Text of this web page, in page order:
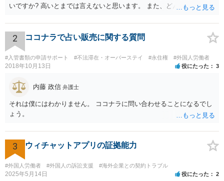
いですか? 高いとまでは言えないと思います。 また、どんな犯罪をし
たりでしょうか。
2 ココナラで占い販売に関する質問
#入管書類の申請サポート #不法滞在・オーバーステイ #永住権 #外国人労働者
2018年10月13日 役にたった 3
内藤 政信 弁護士
それは僕にはわかりません。 ココナラに問い合わせることになるでし
ょう。
3 ウィチャットアプリの証拠能力
#外国人労働者 #外国人の訴訟支援 #海外企業との契約トラブル
2025年5月14日 役にたった 2